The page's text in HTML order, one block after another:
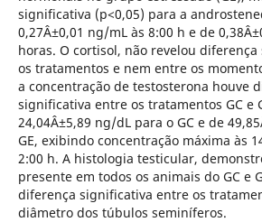
significativa (p<0,05) para a
0,27Â±0,01 ng/mL às 8:00 h e de
horas. O cortisol, não revelou
os tratamentos e nem entre os
a concentração de testosterona houve
significativa entre os tratamentos GC e
24,04Â±5,89 ng/dL para o GC e de
GE, exibindo concentração máxima às
2:00 h. A histologia testicular,
presente em todos os animais do GC e
diferença significativa entre os
diâmetro dos túbulos seminíferos.